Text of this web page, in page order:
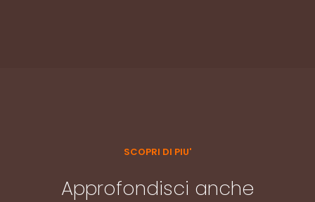
SCOPRI DI PIU'
Approfondisci anche